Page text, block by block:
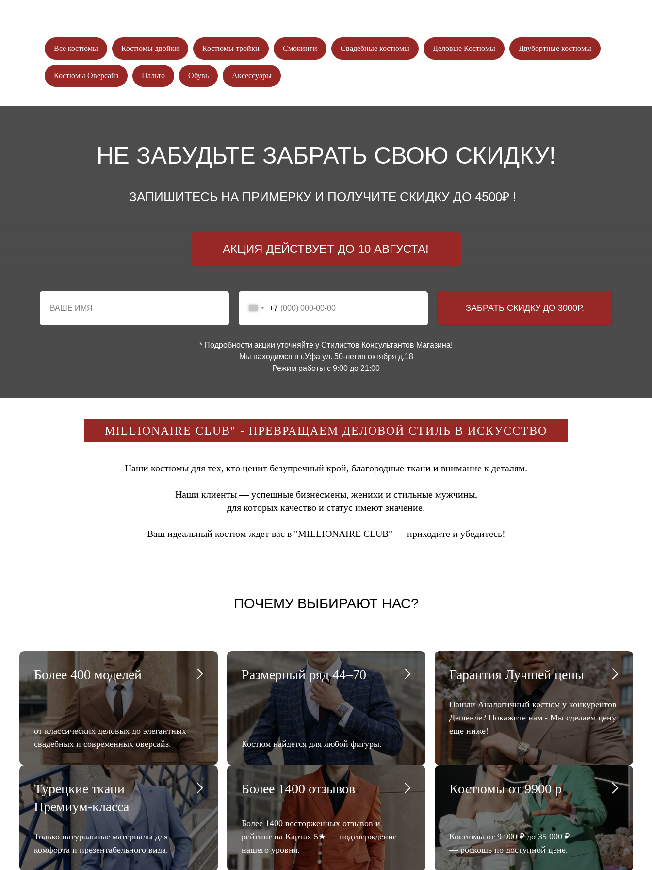
Все костюмы Костюмы двойки Костюмы тройки Смокинги Свадебные костюмы Деловые Костюмы Двубортные костюмы
Костюмы Оверсайз Пальто Обувь Аксессуары
ЗАПИШИТЕСЬ НА ПРИМЕРКУ И ПОЛУЧИТЕ СКИДКУ ДО 4500₽ !
НЕ ЗАБУДЬТЕ ЗАБРАТЬ СВОЮ СКИДКУ!
АКЦИЯ ДЕЙСТВУЕТ ДО 10 АВГУСТА!
* Подробности акции уточняйте у Стилистов Консультантов Магазина!
Мы находимся в г.Уфа ул. 50-летия октября д.18
Режим работы с 9:00 до 21:00
+7 ЗАБРАТЬ СКИДКУ ДО 3000Р.
MILLIONAIRE CLUB" - ПРЕВРАЩАЕМ ДЕЛОВОЙ СТИЛЬ В ИСКУССТВО
Наши костюмы для тех, кто ценит безупречный крой, благородные ткани и внимание к деталям.
Наши клиенты — успешные бизнесмены, женихи и стильные мужчины,
для которых качество и статус имеют значение.
Ваш идеальный костюм ждет вас в "MILLIONAIRE CLUB" — приходите и убедитесь!
ПОЧЕМУ ВЫБИРАЮТ НАС?
Более 400 моделей
от классических деловых до элегантных
свадебных и современных оверсайз.
Размерный ряд 44–70
Костюм найдется для любой фигуры.
Гарантия Лучшей цены
Нашли Аналогичный костюм у конкурентов
Дешевле? Покажите нам - Мы сделаем цену
еще ниже!
Турецкие ткани
Премиум-класса
Только натуральные материалы для
комфорта и презентабельного вида.
Более 1400 отзывов
Более 1400 восторженных отзывов и
рейтинг на Картах 5★ — подтверждение
нашего уровня.
Костюмы от 9900 р
Костюмы от 9 900 ₽ до 35 000 ₽
— роскошь по доступной цене.